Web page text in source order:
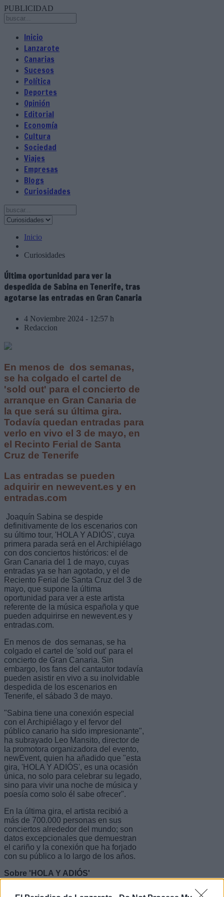
PUBLICIDAD
Inicio
Lanzarote
Canarias
Sucesos
Política
Deportes
Opinión
Editorial
Economía
Cultura
Sociedad
Viajes
Empresas
Blogs
Curiosidades
Inicio
Curiosidades
Última oportunidad para ver la
despedida de Sabina en Tenerife, tras
agotarse las entradas en Gran Canaria
4 Noviembre 2024 - 12:57 h
Redaccion
En menos de dos semanas,
se ha colgado el cartel de
'sold out' para el concierto de
arranque en Gran Canaria de
la que será su última gira.
Todavía quedan entradas para
verlo en vivo el 3 de mayo, en
el Recinto Ferial de Santa
Cruz de Tenerife
Las entradas se pueden
adquirir en newevent.es y en
entradas.com
Joaquín Sabina se despide
definitivamente de los escenarios con
su último tour, 'HOLA Y ADIÓS', cuya
primera parada será en el Archipiélago
con dos conciertos históricos: el de
Gran Canaria del 1 de mayo, cuyas
entradas ya se han agotado, y el de
Reciento Ferial de Santa Cruz del 3 de
mayo, que supone la última
oportunidad para ver a este artista
referente de la música española y que
pueden adquirirse en newevent.es y
entradas.com.
En menos de dos semanas, se ha
colgado el cartel de 'sold out' para el
concierto de Gran Canaria. Sin
embargo, los fans del cantautor todavía
pueden asistir en vivo a su inolvidable
despedida de los escenarios en
Tenerife, el sábado 3 de mayo.
"Sabina tiene una conexión especial
con el Archipiélago y el fervor del
público canario ha sido impresionante",
ha subrayado Leo Mansito, director de
la promotora organizadora del evento,
newEvent, quien ha añadido que "esta
gira, 'HOLA Y ADIÓS', es una ocasión
única, no solo para celebrar su legado,
sino para vivir una noche de música y
poesía como solo él sabe ofrecer".
En la última gira, el artista recibió a
más de 700.000 personas en sus
conciertos alrededor del mundo; son
datos excepcionales que demuestran
el cariño y la conexión que ha forjado
con su público a lo largo de los años.
Sobre 'HOLA Y ADIÓS'